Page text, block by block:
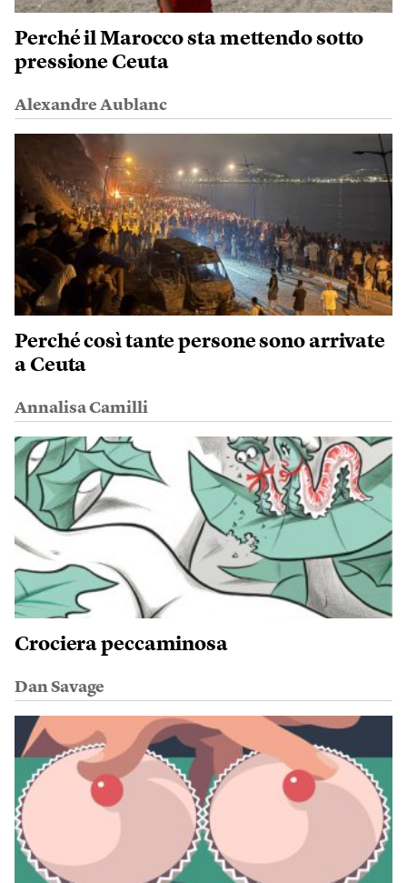
Perché il Marocco sta mettendo sotto
pressione Ceuta
Alexandre Aublanc
Perché così tante persone sono arrivate
a Ceuta
Annalisa Camilli
Crociera peccaminosa
Dan Savage